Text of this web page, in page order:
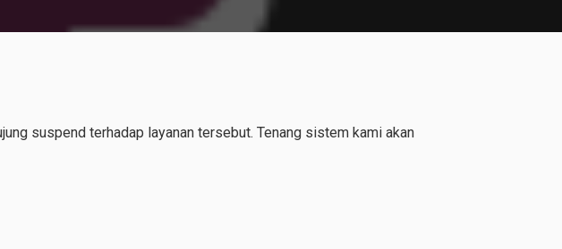
suspend terhadap layanan tersebut. Tenang sistem kami akan